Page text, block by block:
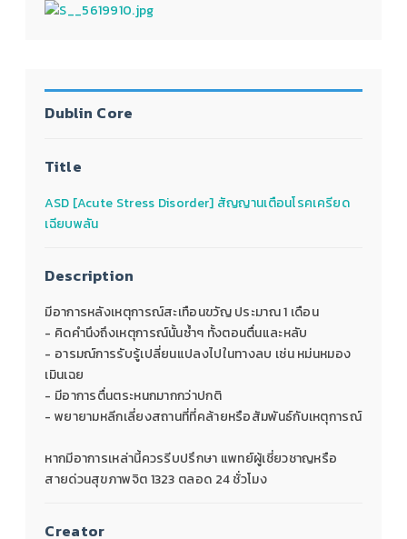
Dublin Core
Title
ASD [Acute Stress Disorder] สัญญานเตือนโรคเครียด
เฉียบพลัน
Description
มีอาการหลังเหตุการณ์สะเทือนขวัญ ประมาณ 1 เดือน
- คิดคำนึงถึงเหตุการณ์นั้นซ้ำๆ ทั้งตอนตื่นและหลับ
- อารมณ์การรับรู้เปลี่ยนแปลงไปในทางลบ เช่น หม่นหมอง
เมินเฉย
- มีอาการตื่นตระหนกมากกว่าปกติ
- พยายามหลีกเลี่ยงสถานที่ที่คล้ายหรือสัมพันธ์กับเหตุการณ์
หากมีอาการเหล่านี้ควรรีบปรึกษา แพทย์ผู้เชี่ยวชาญหรือ
สายด่วนสุขภาพจิต 1323 ตลอด 24 ชั่วโมง
Creator